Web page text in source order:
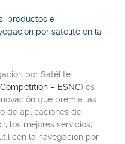
productos e
por satélite en la
por Satélite
– ESNC) es
que premia las
de aplicaciones de
los mejores servicios,
la navegación por